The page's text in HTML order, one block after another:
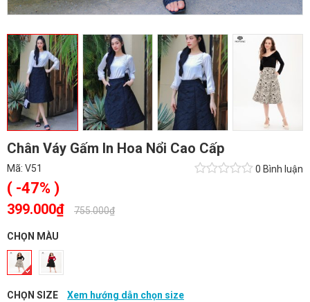
Chân Váy Gấm In Hoa Nổi Cao Cấp
Mã: V51 0 Bình luận
( -47% )
399.000₫ 755.000₫
CHỌN MÀU
CHỌN SIZE Xem hướng dẫn chọn size